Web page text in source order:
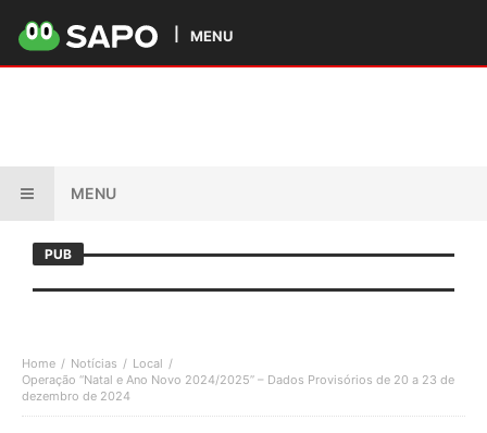
MENU
MENU
PUB
Home Notícias
Local
Operação “Natal e Ano Novo 2024/2025” – Dados Provisórios de 20 a 23 de
dezembro de 2024